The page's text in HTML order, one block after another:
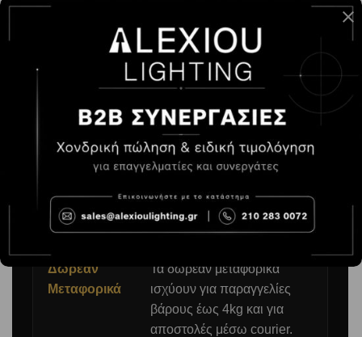
3. Αποστολή με Courier
Τρόπος
Αποστολής
Αποστολή της παραγγελίας
σας μέσω courier.
Βάρους
αφορά παραγγελίες βάρους
έως 4kg.
Δωρεάν
Μεταφορικά
Τα δωρεάν μεταφορικά
ισχύουν για παραγγελίες
βάρους έως 4kg και για
αποστολές μέσω courier.